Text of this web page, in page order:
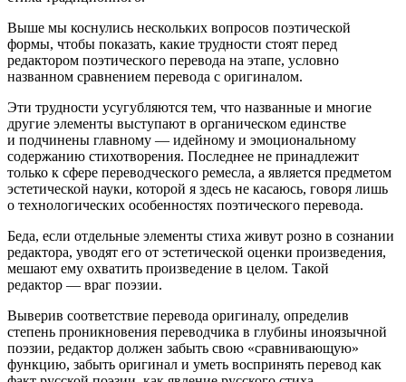
Выше мы коснулись нескольких вопросов поэтической
формы, чтобы показать, какие трудности стоят перед
редактором поэтического перевода на этапе, условно
названном сравнением перевода с оригиналом.
Эти трудности усугубляются тем, что названные и многие
другие элементы выступают в органическом единстве
и подчинены главному — идейному и эмоциональному
содержанию стихотворения. Последнее не принадлежит
только к сфере переводческого ремесла, а является предметом
эстетической науки, которой я здесь не касаюсь, говоря лишь
о технологических особенностях поэтического перевода.
Беда, если отдельные элементы стиха живут розно в сознании
редактора, уводят его от эстетической оценки произведения,
мешают ему охватить произведение в целом. Такой
редактор — враг поэзии.
Выверив соответствие перевода оригиналу, определив
степень проникновения переводчика в глубины иноязычной
поэзии, редактор должен забыть свою «сравнивающую»
функцию, забыть оригинал и уметь воспринять перевод как